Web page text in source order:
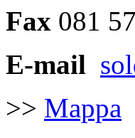
Fax 081
E-mail
>> Mappa